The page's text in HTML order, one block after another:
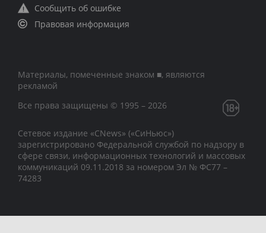
Сообщить об ошибке
Правовая информация
Материалы, помеченные знаком ■, являются
рекламой
Все права защищены © 1995 – 2026
Сетевое издание «CNews» («СиНьюс»)
зарегистрировано Федеральной службой по надзору в
сфере связи, информационных технологий и массовых
коммуникаций 09.11.2018 за номером Эл № ФС77 –
74283